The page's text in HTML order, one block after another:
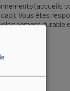
(accueils
Vous êtes
durable